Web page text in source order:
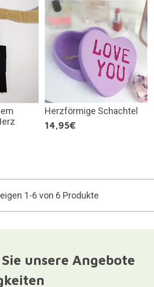
Herzförmige Schachtel
14,95€
1-6 von 6 Produkte
unsere Angebote